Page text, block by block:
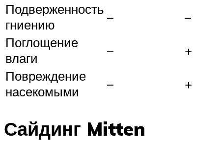
Подверженность
гниению
–
–
Поглощение
влаги
–
+
Повреждение
насекомыми
– +
Сайдинг Mitten